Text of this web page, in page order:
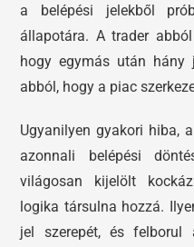
a belépési jelekből
állapotára. A trader
hogy egymás után hány
abból, hogy a piac
Ugyanilyen gyakori hiba,
azonnali belépési
világosan kijelölt
logika társulna hozzá.
jel szerepét, és felborul